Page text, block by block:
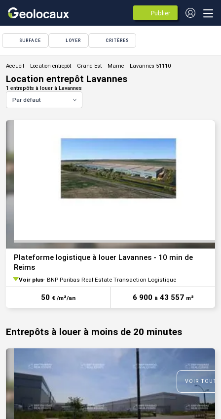
Publier
des
annonces
SURFACE LOYER CRITÈRES
Location entrepôt
Location entrepôt Lavannes
1 entrepôts à louer à Lavannes
Par défaut
Plateforme logistique à louer Lavannes - 10 min de
Reims
Voir plus BNP Paribas Real Estate Transaction Logistique
50 € /m²/an 6 900 à43 557 m²
Entrepôts à louer à moins de 20 minutes
VOIR